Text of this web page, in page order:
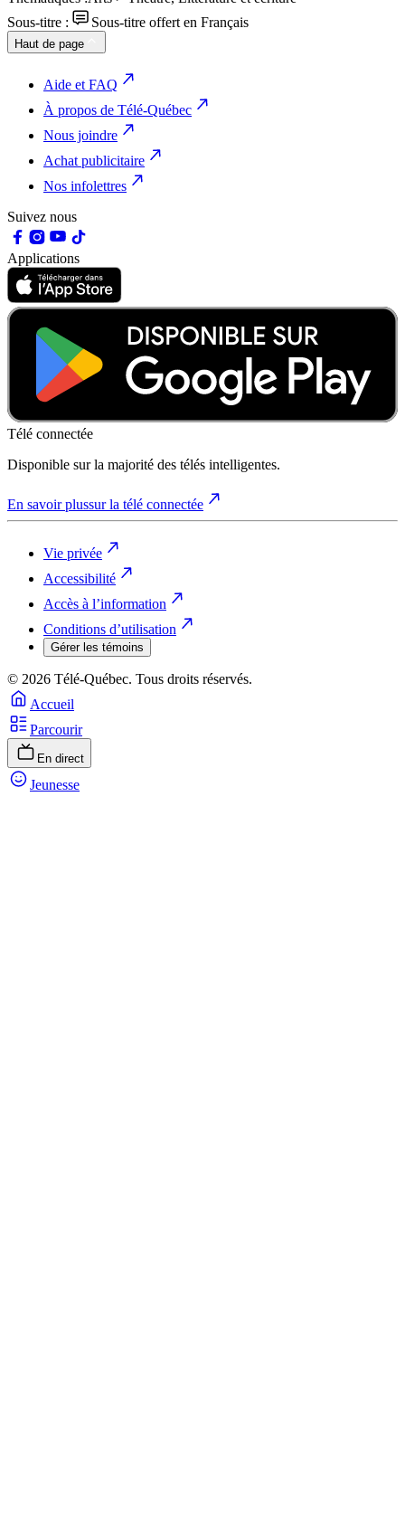
Sous-titre :
Sous-titre offert en Français
Haut de page
Aide et FAQ
À propos de Télé-Québec
Nous joindre
Achat publicitaire
Nos infolettres
Suivez nous
Applications
Télé connectée
Disponible sur la majorité des télés intelligentes.
En savoir plussur la télé connectée
Vie privée
Accessibilité
Accès à l’information
Conditions d’utilisation
Gérer les témoins
© 2026 Télé-Québec. Tous droits réservés.
Accueil
Parcourir
En direct
Jeunesse